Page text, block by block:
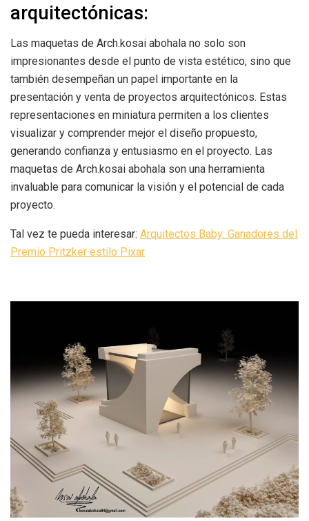
arquitectónicas:
Las maquetas de Arch.kosai abohala no solo son
impresionantes desde el punto de vista estético, sino que
también desempeñan un papel importante en la
presentación y venta de proyectos arquitectónicos. Estas
representaciones en miniatura permiten a los clientes
visualizar y comprender mejor el diseño propuesto,
generando confianza y entusiasmo en el proyecto. Las
maquetas de Arch.kosai abohala son una herramienta
invaluable para comunicar la visión y el potencial de cada
proyecto.
Tal vez te pueda interesar: Arquitectos Baby: Ganadores del
Premio Pritzker estilo Pixar